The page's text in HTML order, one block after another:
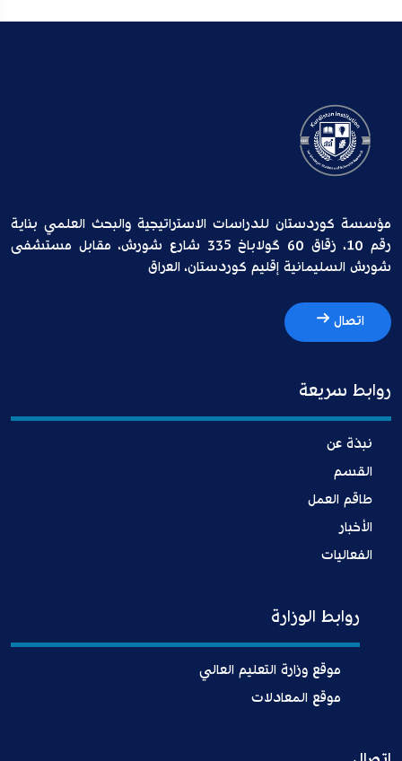
مؤسسة كوردستان للدراسات الاستراتيجية والبحث العلمي بناية
رقم 10، زقاق 60 گولاباخ 335 شارع شورش، مقابل مستشفى
شورش السليمانية إقليم كوردستان، العراق
اتصال
روابط سريعة
نبذة عن
القسم
طاقم العمل
الأخبار
الفعاليات
روابط الوزارة
موقع وزارة التعليم العالي
موقع المعادلات